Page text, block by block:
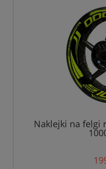
Naklejki na felgi